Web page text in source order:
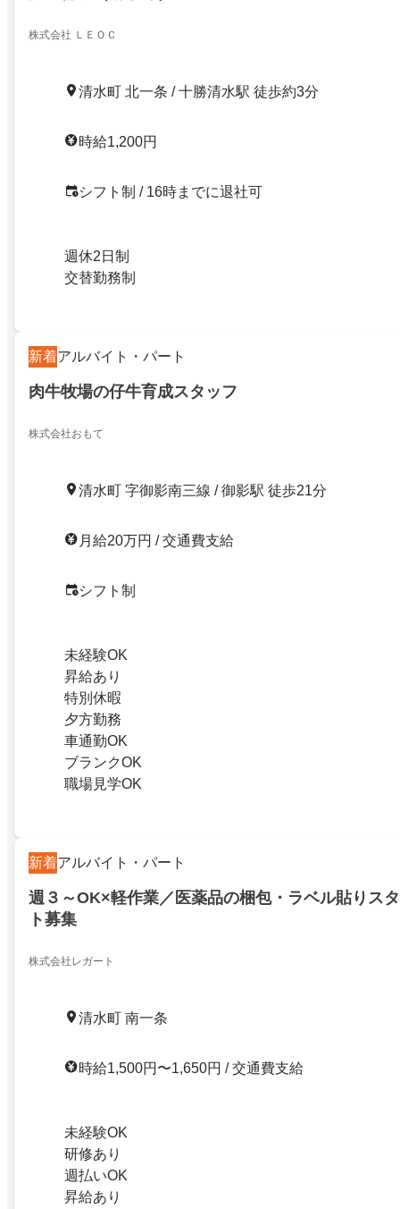
株式会社 ＬＥＯＣ
清水町 北一条 / 十勝清水駅 徒歩約3分
時給1,200円
シフト制 / 16時までに退社可
週休2日制
交替勤務制
新着アルバイト・パート
肉牛牧場の仔牛育成スタッフ
株式会社おもて
清水町 字御影南三線 / 御影駅 徒歩21分
月給20万円 / 交通費支給
シフト制
未経験OK
昇給あり
特別休暇
夕方勤務
車通勤OK
ブランクOK
職場見学OK
新着アルバイト・パート
週３～OK×軽作業／医薬品の梱包・ラベル貼りス
ト募集
株式会社レガート
清水町 南一条
時給1,500円〜1,650円 / 交通費支給
未経験OK
研修あり
週払いOK
昇給あり